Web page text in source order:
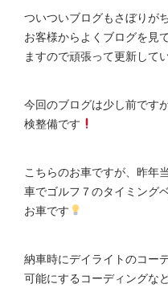
ついついブログもさぼりが
お客様からよくブログを見
ますので頑張って更新して
今回のブログは少し前です
検整備です
こちらのお車ですが、昨年
車でゴルフ７のタイミング
お車です
納車時にデイライトのコー
可能にするコーディングな